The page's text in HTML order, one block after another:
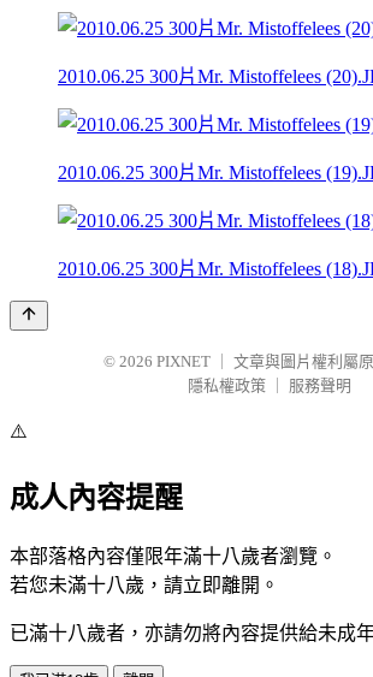
2010.06.25 300片Mr. Mistoffelees
2010.06.25 300片Mr. Mistoffelees
2010.06.25 300片Mr. Mistoffelees
© 2026 PIXNET
文章與圖片權利屬
隱私權政策
服務聲明
⚠️
成人內容提醒
本部落格內容僅限年滿十八歲者瀏覽。
若您未滿十八歲，請立即離開。
已滿十八歲者，亦請勿將內容提供給未成